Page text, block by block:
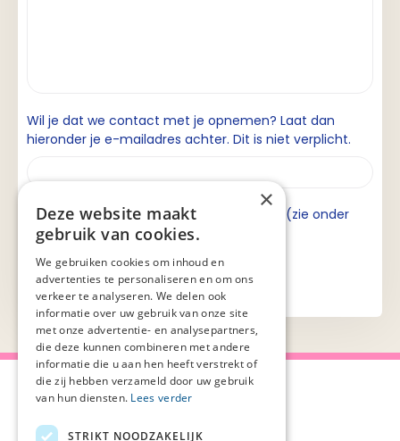
Wil je dat we contact met je opnemen? Laat dan
hieronder je e-mailadres achter. Dit is niet verplicht.
Ik ga akkoord met de privacyverklaring (zie onder
aan de pagina).
×
Deze website maakt
gebruik van cookies.
We gebruiken cookies om inhoud en
advertenties te personaliseren en om ons
verkeer te analyseren. We delen ook
informatie over uw gebruik van onze site
met onze advertentie- en analysepartners,
die deze kunnen combineren met andere
informatie die u aan hen heeft verstrekt of
die zij hebben verzameld door uw gebruik
van hun diensten. Lees verder
STRIKT NOODZAKELIJK